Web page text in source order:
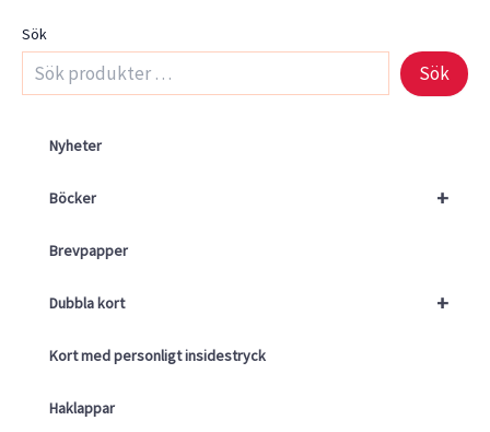
Sök
Sök
Nyheter
+
Böcker
Brevpapper
+
Dubbla kort
Kort med personligt insidestryck
Haklappar